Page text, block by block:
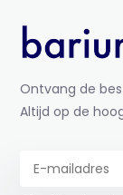
Ontvang de
Altijd op de